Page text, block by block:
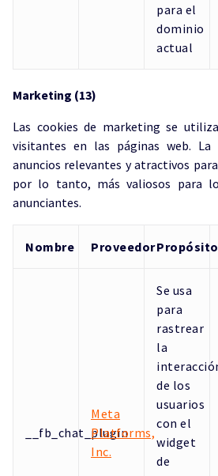
para el
dominio
actual
Marketing (13)
Las cookies de marketing se
visitantes en las páginas web.
anuncios relevantes y atractivos
por lo tanto, más valiosos para
anunciantes.
Nombre ProveedorPropósito
__fb_chat_plugin
Meta
Platforms,
Inc.
Se usa
para
rastrear
la
de los
usuarios
con el
widget
de